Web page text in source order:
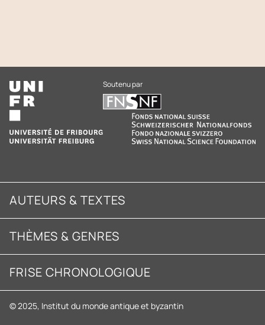
Soutenu par
AUTEURS & TEXTES
THÈMES & GENRES
FRISE CHRONOLOGIQUE
© 2025, Institut du monde antique et byzantin